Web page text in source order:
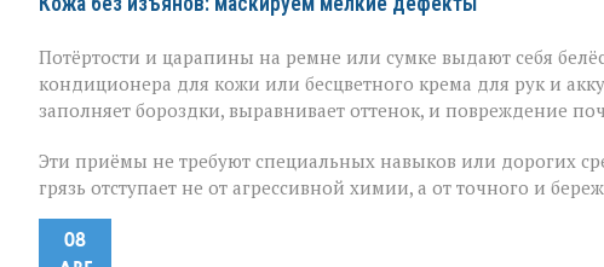
Потёртости и царапины на ремне или сумке выдают себя
кондиционера для кожи или бесцветного крема для рук и
заполняет бороздки, выравнивает оттенок, и повреждение
Эти приёмы не требуют специальных навыков или дорогих
грязь отступает не от агрессивной химии, а от точного и
08